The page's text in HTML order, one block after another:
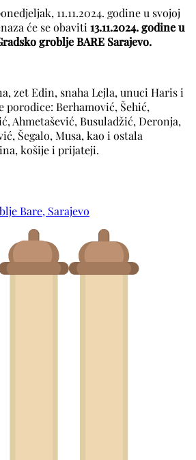
11.11.2024. godine u svojoj
će se obaviti 13.11.2024. godine u
groblje BARE Sarajevo.
zet Edin, snaha Lejla, unuci Haris i
porodice: Berhamović, Šehić,
Ahmetašević, Busuladžić, Deronja,
Šegalo, Musa, kao i ostala
košije i prijateji.
Bare, Sarajevo